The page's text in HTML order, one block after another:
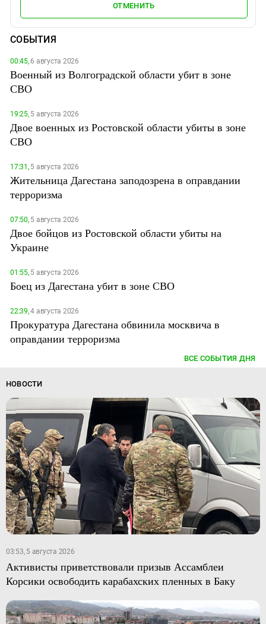
ОТМЕНИТЬ
СОБЫТИЯ
00:45,6 августа 2026
Военный из Волгоградской области убит в зоне
СВО
19:25,5 августа 2026
Двое военных из Ростовской области убиты в зоне
СВО
17:31,5 августа 2026
Жительница Дагестана заподозрена в оправдании
терроризма
07:50,5 августа 2026
Двое бойцов из Ростовской области убиты на
Украине
01:55,5 августа 2026
Боец из Дагестана убит в зоне СВО
22:39,4 августа 2026
Прокуратура Дагестана обвинила москвича в
оправдании терроризма
ВСЕ СОБЫТИЯ ДНЯ
НОВОСТИ
03:53, 5 августа 2026
Активисты приветствовали призыв Ассамблеи
Корсики освободить карабахских пленных в Баку